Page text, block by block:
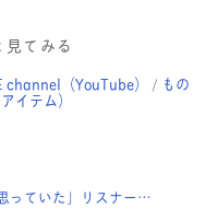
てみる
channel（YouTube） / もの
イテム）
ーさんの、半年の驚きの変化！